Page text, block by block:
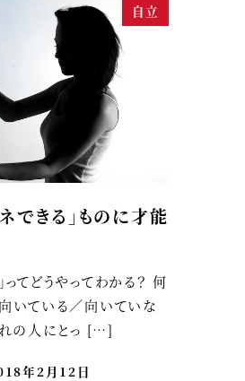
自立
できる」ものに才能
ってどうやってわかる？ 何
いている／向いていな
れの人にとっ […]
年2月12日